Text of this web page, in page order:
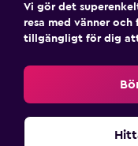
Vi gör det
resa med vänner och
tillgängligt för dig att